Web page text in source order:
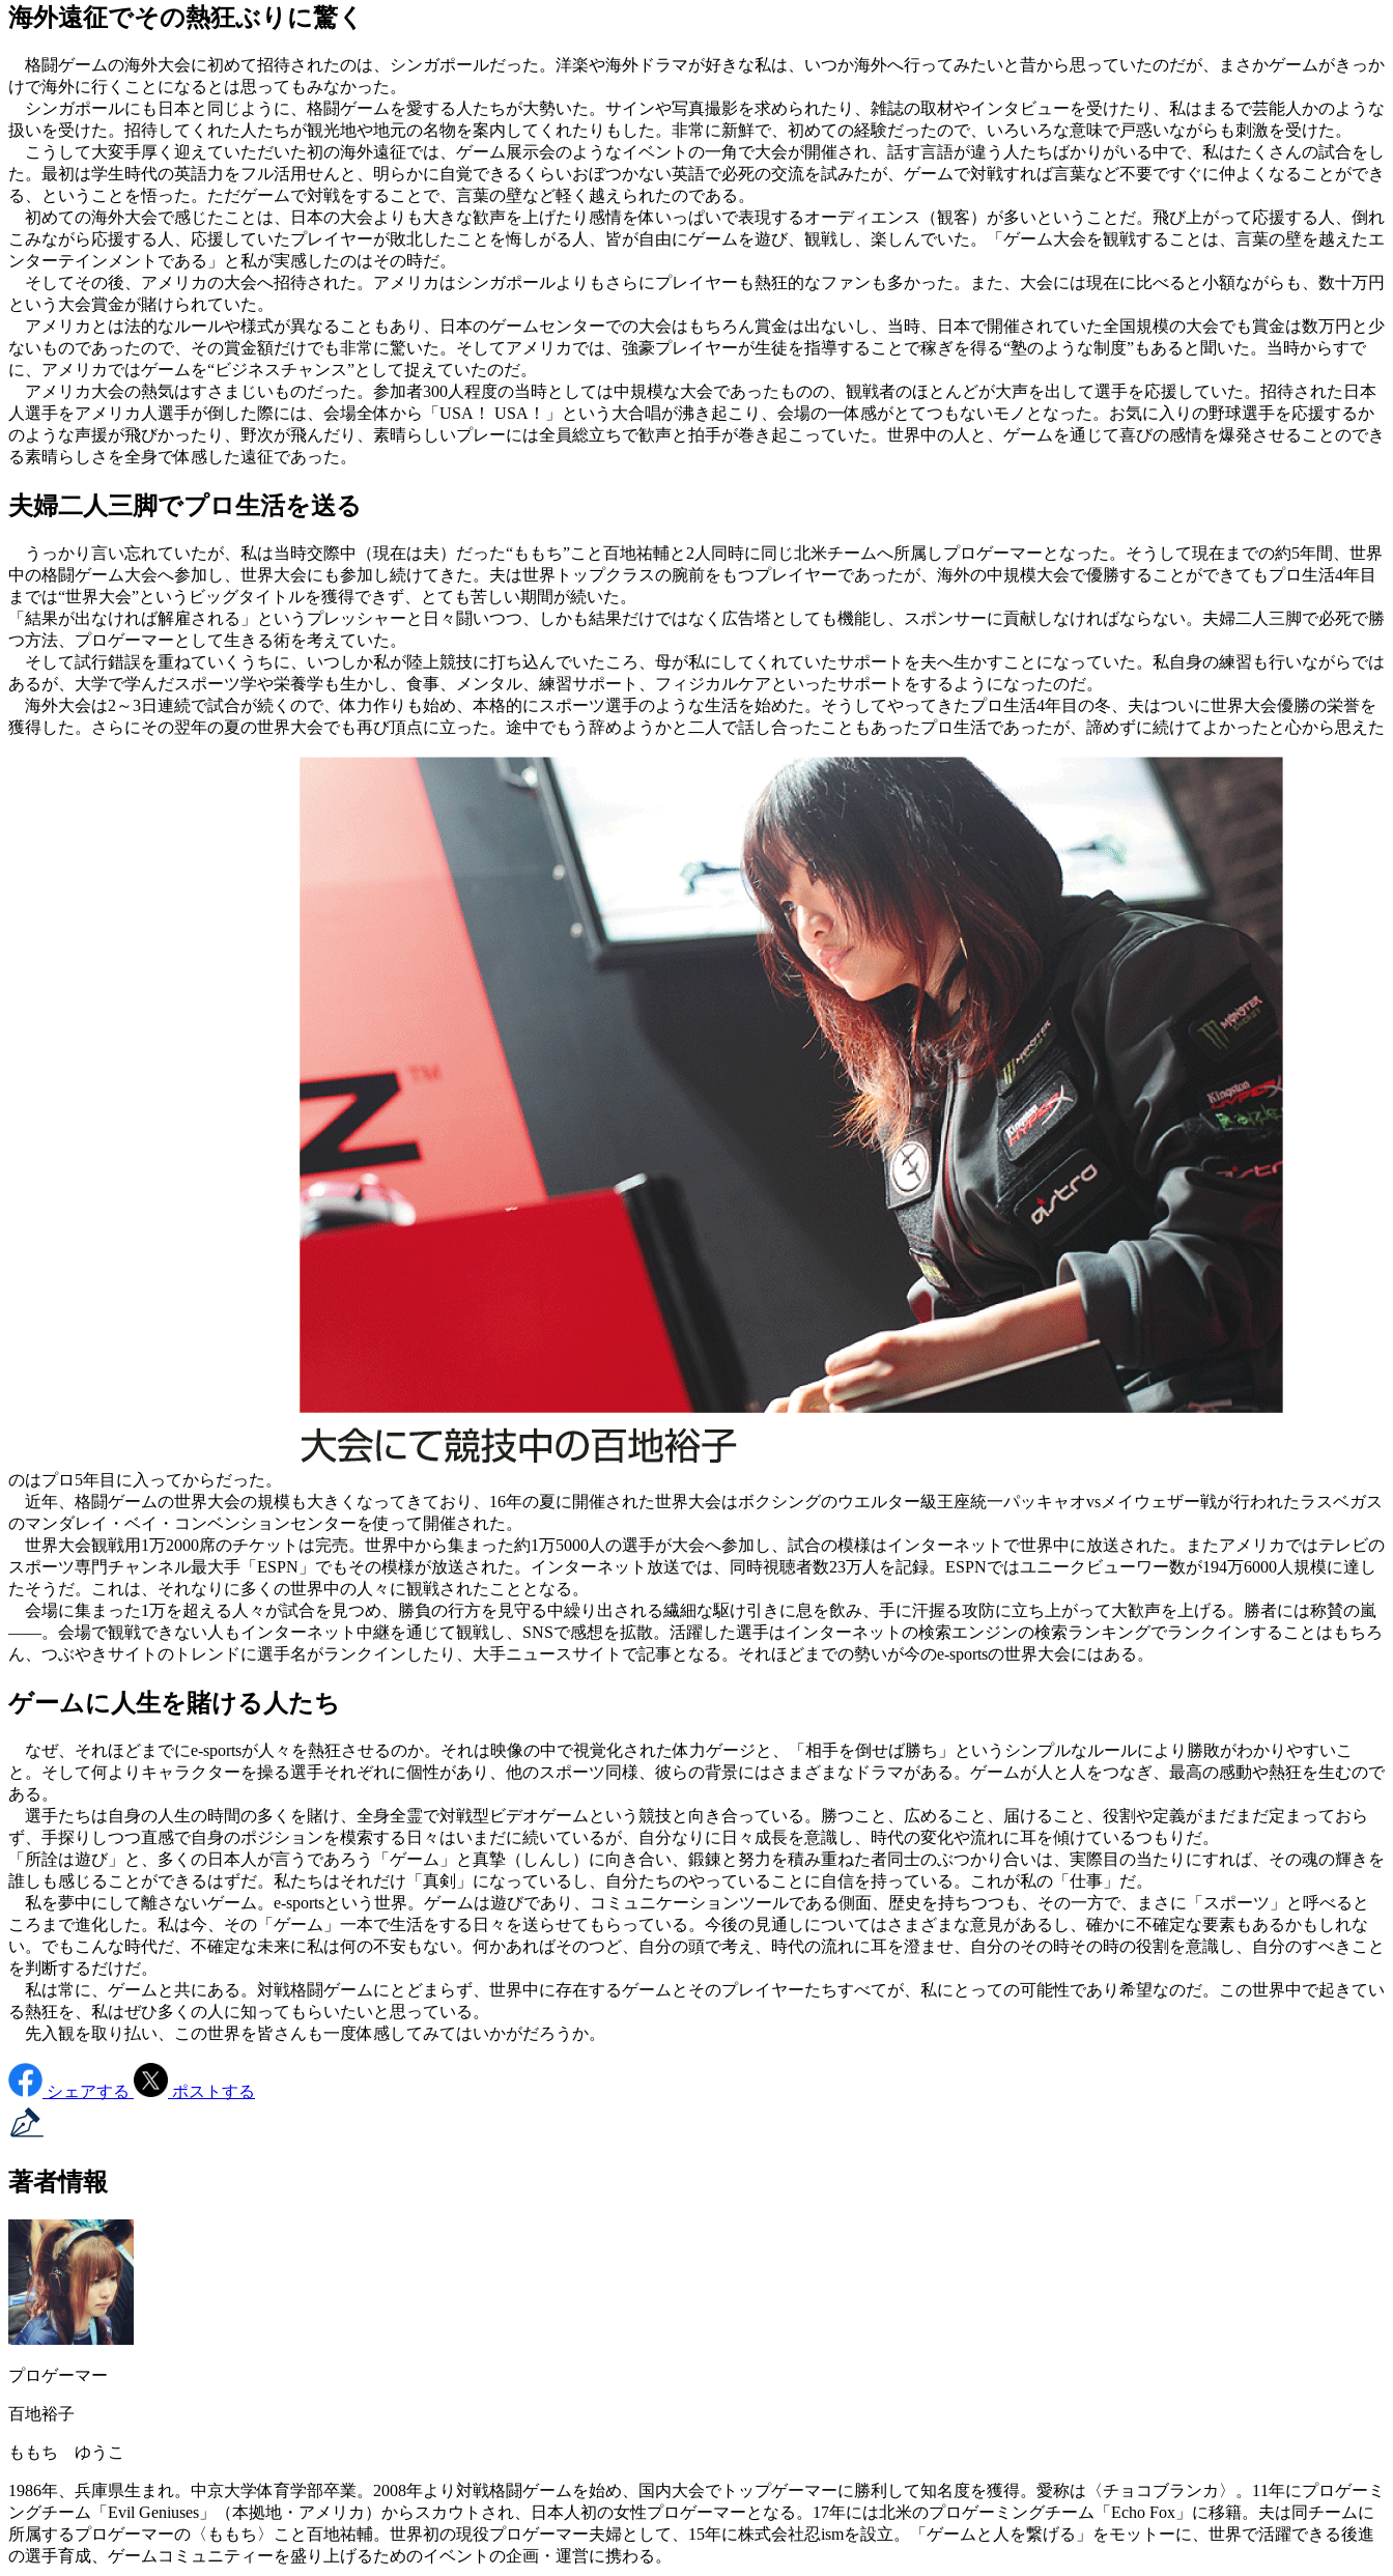
海外遠征でその熱狂ぶりに驚く
格闘ゲームの海外大会に初めて招待されたのは、シンガポールだった。洋楽や海外ドラマが好きな私は、いつか海外へ行ってみたいと昔から思っていたのだが、まさかゲームがきっか
けで海外に行くことになるとは思ってもみなかった。
シンガポールにも日本と同じように、格闘ゲームを愛する人たちが大勢いた。サインや写真撮影を求められたり、雑誌の取材やインタビューを受けたり、私はまるで芸能人かのような
扱いを受けた。招待してくれた人たちが観光地や地元の名物を案内してくれたりもした。非常に新鮮で、初めての経験だったので、いろいろな意味で戸惑いながらも刺激を受けた。
こうして大変手厚く迎えていただいた初の海外遠征では、ゲーム展示会のようなイベントの一角で大会が開催され、話す言語が違う人たちばかりがいる中で、私はたくさんの試合をし
た。最初は学生時代の英語力をフル活用せんと、明らかに自覚できるくらいおぼつかない英語で必死の交流を試みたが、ゲームで対戦すれば言葉など不要ですぐに仲よくなることができ
る、ということを悟った。ただゲームで対戦をすることで、言葉の壁など軽く越えられたのである。
初めての海外大会で感じたことは、日本の大会よりも大きな歓声を上げたり感情を体いっぱいで表現するオーディエンス（観客）が多いということだ。飛び上がって応援する人、倒れ
こみながら応援する人、応援していたプレイヤーが敗北したことを悔しがる人、皆が自由にゲームを遊び、観戦し、楽しんでいた。「ゲーム大会を観戦することは、言葉の壁を越えたエ
ンターテインメントである」と私が実感したのはその時だ。
そしてその後、アメリカの大会へ招待された。アメリカはシンガポールよりもさらにプレイヤーも熱狂的なファンも多かった。また、大会には現在に比べると小額ながらも、数十万円
という大会賞金が賭けられていた。
アメリカとは法的なルールや様式が異なることもあり、日本のゲームセンターでの大会はもちろん賞金は出ないし、当時、日本で開催されていた全国規模の大会でも賞金は数万円と少
ないものであったので、その賞金額だけでも非常に驚いた。そしてアメリカでは、強豪プレイヤーが生徒を指導することで稼ぎを得る“塾のような制度”もあると聞いた。当時からすで
に、アメリカではゲームを“ビジネスチャンス”として捉えていたのだ。
アメリカ大会の熱気はすさまじいものだった。参加者300人程度の当時としては中規模な大会であったものの、観戦者のほとんどが大声を出して選手を応援していた。招待された日本
人選手をアメリカ人選手が倒した際には、会場全体から「USA！ USA！」という大合唱が沸き起こり、会場の一体感がとてつもないモノとなった。お気に入りの野球選手を応援するか
のような声援が飛びかったり、野次が飛んだり、素晴らしいプレーには全員総立ちで歓声と拍手が巻き起こっていた。世界中の人と、ゲームを通じて喜びの感情を爆発させることのでき
る素晴らしさを全身で体感した遠征であった。
夫婦二人三脚でプロ生活を送る
うっかり言い忘れていたが、私は当時交際中（現在は夫）だった“ももち”こと百地祐輔と2人同時に同じ北米チームへ所属しプロゲーマーとなった。そうして現在までの約5年間、世界
中の格闘ゲーム大会へ参加し、世界大会にも参加し続けてきた。夫は世界トップクラスの腕前をもつプレイヤーであったが、海外の中規模大会で優勝することができてもプロ生活4年目
までは“世界大会”というビッグタイトルを獲得できず、とても苦しい期間が続いた。
「結果が出なければ解雇される」というプレッシャーと日々闘いつつ、しかも結果だけではなく広告塔としても機能し、スポンサーに貢献しなければならない。夫婦二人三脚で必死で勝
つ方法、プロゲーマーとして生きる術を考えていた。
そして試行錯誤を重ねていくうちに、いつしか私が陸上競技に打ち込んでいたころ、母が私にしてくれていたサポートを夫へ生かすことになっていた。私自身の練習も行いながらでは
あるが、大学で学んだスポーツ学や栄養学も生かし、食事、メンタル、練習サポート、フィジカルケアといったサポートをするようになったのだ。
海外大会は2～3日連続で試合が続くので、体力作りも始め、本格的にスポーツ選手のような生活を始めた。そうしてやってきたプロ生活4年目の冬、夫はついに世界大会優勝の栄誉を
獲得した。さらにその翌年の夏の世界大会でも再び頂点に立った。途中でもう辞めようかと二人で話し合ったこともあったプロ生活であったが、諦めずに続けてよかったと心から思えた
のはプロ5年目に入ってからだった。
近年、格闘ゲームの世界大会の規模も大きくなってきており、16年の夏に開催された世界大会はボクシングのウエルター級王座統一パッキャオvsメイウェザー戦が行われたラスベガス
のマンダレイ・ベイ・コンベンションセンターを使って開催された。
世界大会観戦用1万2000席のチケットは完売。世界中から集まった約1万5000人の選手が大会へ参加し、試合の模様はインターネットで世界中に放送された。またアメリカではテレビの
スポーツ専門チャンネル最大手「ESPN」でもその模様が放送された。インターネット放送では、同時視聴者数23万人を記録。ESPNではユニークビューワー数が194万6000人規模に達し
たそうだ。これは、それなりに多くの世界中の人々に観戦されたこととなる。
会場に集まった1万を超える人々が試合を見つめ、勝負の行方を見守る中繰り出される繊細な駆け引きに息を飲み、手に汗握る攻防に立ち上がって大歓声を上げる。勝者には称賛の嵐
――。会場で観戦できない人もインターネット中継を通じて観戦し、SNSで感想を拡散。活躍した選手はインターネットの検索エンジンの検索ランキングでランクインすることはもちろ
ん、つぶやきサイトのトレンドに選手名がランクインしたり、大手ニュースサイトで記事となる。それほどまでの勢いが今のe-sportsの世界大会にはある。
ゲームに人生を賭ける人たち
なぜ、それほどまでにe-sportsが人々を熱狂させるのか。それは映像の中で視覚化された体力ゲージと、「相手を倒せば勝ち」というシンプルなルールにより勝敗がわかりやすいこ
と。そして何よりキャラクターを操る選手それぞれに個性があり、他のスポーツ同様、彼らの背景にはさまざまなドラマがある。ゲームが人と人をつなぎ、最高の感動や熱狂を生むので
ある。
選手たちは自身の人生の時間の多くを賭け、全身全霊で対戦型ビデオゲームという競技と向き合っている。勝つこと、広めること、届けること、役割や定義がまだまだ定まっておら
ず、手探りしつつ直感で自身のポジションを模索する日々はいまだに続いているが、自分なりに日々成長を意識し、時代の変化や流れに耳を傾けているつもりだ。
「所詮は遊び」と、多くの日本人が言うであろう「ゲーム」と真摯（しんし）に向き合い、鍛錬と努力を積み重ねた者同士のぶつかり合いは、実際目の当たりにすれば、その魂の輝きを
誰しも感じることができるはずだ。私たちはそれだけ「真剣」になっているし、自分たちのやっていることに自信を持っている。これが私の「仕事」だ。
私を夢中にして離さないゲーム。e-sportsという世界。ゲームは遊びであり、コミュニケーションツールである側面、歴史を持ちつつも、その一方で、まさに「スポーツ」と呼べると
ころまで進化した。私は今、その「ゲーム」一本で生活をする日々を送らせてもらっている。今後の見通しについてはさまざまな意見があるし、確かに不確定な要素もあるかもしれな
い。でもこんな時代だ、不確定な未来に私は何の不安もない。何かあればそのつど、自分の頭で考え、時代の流れに耳を澄ませ、自分のその時その時の役割を意識し、自分のすべきこと
を判断するだけだ。
私は常に、ゲームと共にある。対戦格闘ゲームにとどまらず、世界中に存在するゲームとそのプレイヤーたちすべてが、私にとっての可能性であり希望なのだ。この世界中で起きてい
る熱狂を、私はぜひ多くの人に知ってもらいたいと思っている。
先入観を取り払い、この世界を皆さんも一度体感してみてはいかがだろうか。
シェアする ポストする
著者情報
プロゲーマー
百地裕子
ももち ゆうこ
1986年、兵庫県生まれ。中京大学体育学部卒業。2008年より対戦格闘ゲームを始め、国内大会でトップゲーマーに勝利して知名度を獲得。愛称は〈チョコブランカ〉。11年にプロゲーミ
ングチーム「Evil Geniuses」（本拠地・アメリカ）からスカウトされ、日本人初の女性プロゲーマーとなる。17年には北米のプロゲーミングチーム「Echo Fox」に移籍。夫は同チームに
所属するプロゲーマーの〈ももち〉こと百地祐輔。世界初の現役プロゲーマー夫婦として、15年に株式会社忍ismを設立。「ゲームと人を繋げる」をモットーに、世界で活躍できる後進
の選手育成、ゲームコミュニティーを盛り上げるためのイベントの企画・運営に携わる。